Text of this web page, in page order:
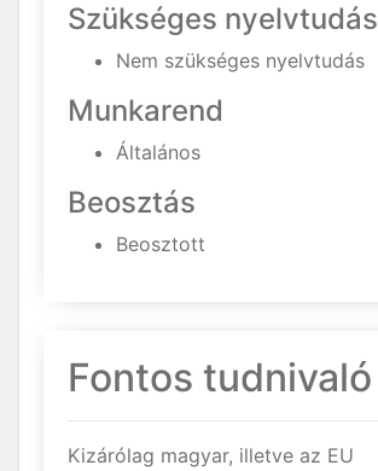
Szükséges nyelvtudás
Nem szükséges nyelvtudás
Munkarend
Általános
Beosztás
Beosztott
Fontos tudnivaló
Kizárólag magyar, illetve az EU